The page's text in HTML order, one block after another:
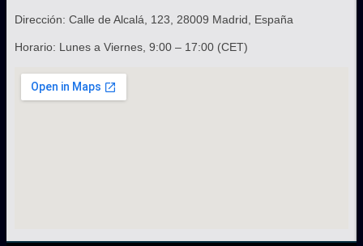
Dirección: Calle de Alcalá, 123, 28009 Madrid, España
Horario: Lunes a Viernes, 9:00 – 17:00 (CET)